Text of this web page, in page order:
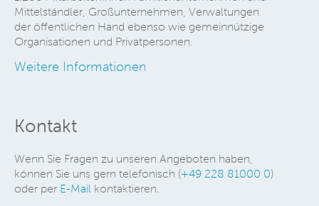
Mittelständler, Großunternehmen, Verwaltungen
der öffentlichen Hand ebenso wie gemeinnützige
Organisationen und Privatpersonen.
Weitere Informationen
Kontakt
Wenn Sie Fragen zu unseren Angeboten haben,
können Sie uns gern telefonisch (+49 228 81000 0)
oder per E-Mail kontaktieren.